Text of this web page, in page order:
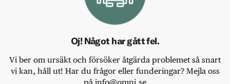
Oj! Något har gått fel.
Vi ber om ursäkt och försöker åtgärda problemet så snart
vi kan, håll ut! Har du frågor eller funderingar? Mejla oss